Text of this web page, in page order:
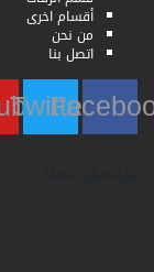
أقسام اخرى
من نحن
اتصل بنا
Twitter